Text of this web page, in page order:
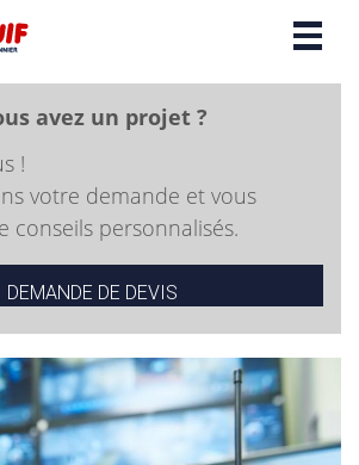
avez un projet ?
!
votre demande et vous
conseils personnalisés.
DEMANDE DE DEVIS